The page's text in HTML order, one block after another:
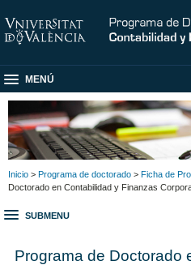
MENÚ
Inicio > Programa de doctorado > Ficha de
Doctorado en Contabilidad y Finanzas
SUBMENU
Programa de Doctorado